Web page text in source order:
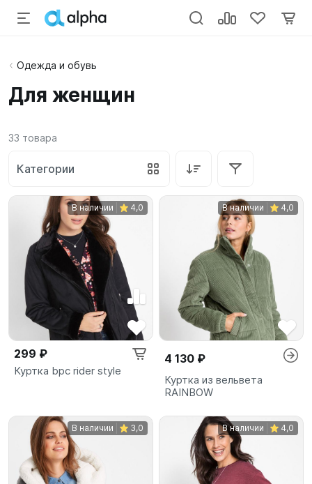
Одежда и обувь
Для женщин
33 товара
Категории
В наличии 4,0
299 ₽
Куртка bpc rider style
В наличии 4,0
4 130 ₽
Куртка из вельвета
RAINBOW
В наличии 3,0 В наличии 4,0